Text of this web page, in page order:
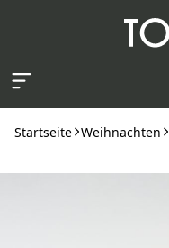
Startseite Weihnachten